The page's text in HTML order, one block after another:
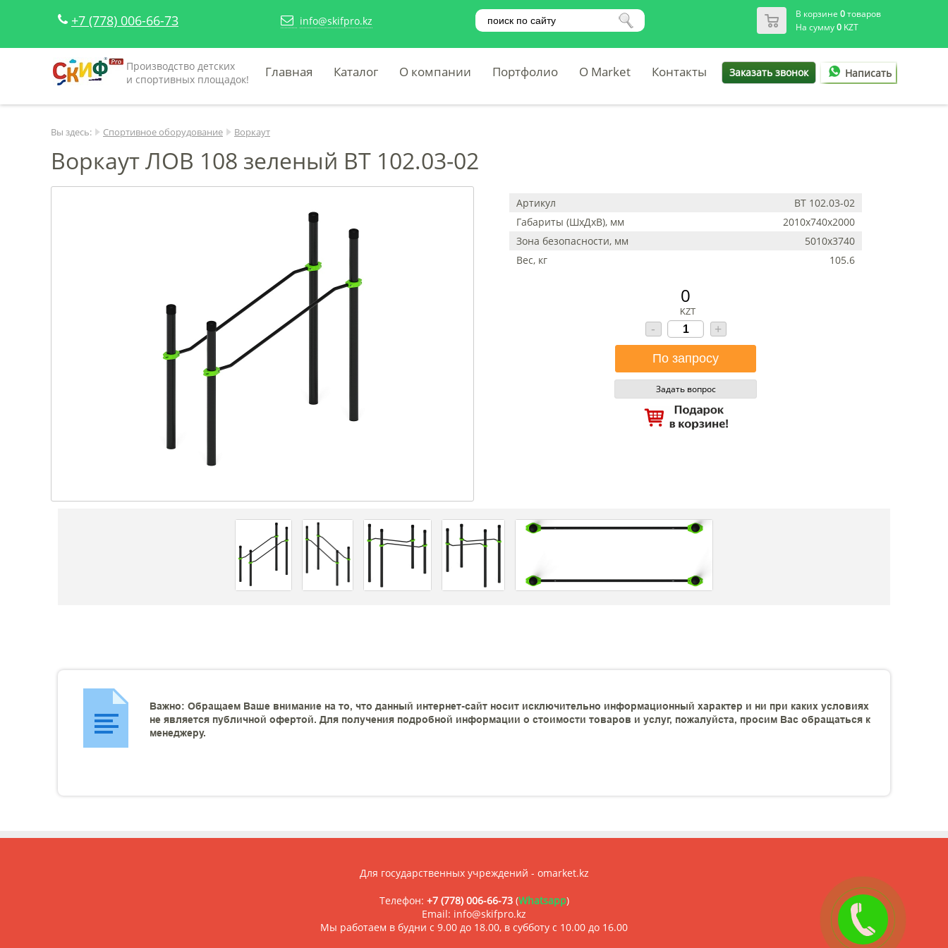
+7 (778) 006-66-73 info@skifpro.kz В корзине 0товаров
На сумму0KZT
Производство детских
и спортивных площадок!
Главная Каталог О компании Портфолио O Market Контакты Заказать звонок Написать
Вы здесь: Спортивное оборудование Воркаут
Воркаут ЛОВ 108 зеленый ВТ 102.03-02
Артикул
ВТ 102.03-02
Габариты (ШхДхВ), мм
2010х740х2000
Зона безопасности, мм
5010х3740
Вес, кг
105.6
0
KZT
- +
Задать вопрос
Важно: Обращаем Ваше внимание на то, что данный интернет-сайт носит исключительно информационный характер и ни при каких условиях
не является публичной офертой. Для получения подробной информации о стоимости товаров и услуг, пожалуйста, просим Вас обращаться к
менеджеру.
Для государственных учреждений - omarket.kz
Телефон: +7 (778) 006-66-73(Whatsapp)
Email: info@skifpro.kz
Мы работаем в будни с 9.00 до 18.00, в субботу с 10.00 до 16.00